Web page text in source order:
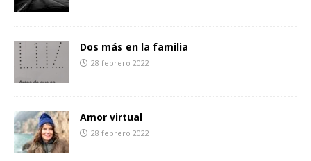
Dos más en la familia
28 febrero 2022
Amor virtual
28 febrero 2022